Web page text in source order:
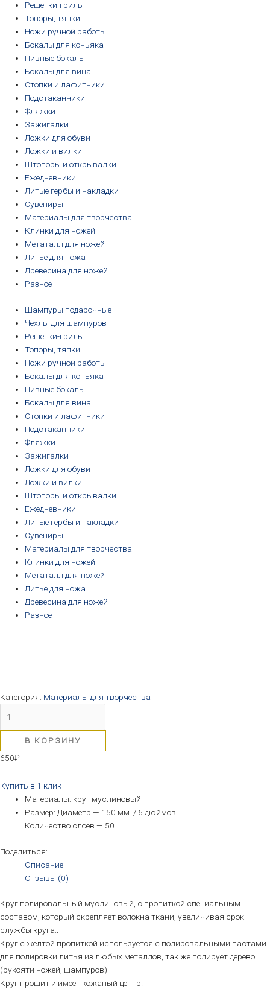
Решетки-гриль
Топоры, тяпки
Ножи ручной работы
Бокалы для коньяка
Пивные бокалы
Бокалы для вина
Стопки и лафитники
Подстаканники
Фляжки
Зажигалки
Ложки для обуви
Ложки и вилки
Штопоры и открывалки
Ежедневники
Литые гербы и накладки
Сувениры
Материалы для творчества
Клинки для ножей
Метаталл для ножей
Литье для ножа
Древесина для ножей
Разное
Шампуры подарочные
Чехлы для шампуров
Решетки-гриль
Топоры, тяпки
Ножи ручной работы
Бокалы для коньяка
Пивные бокалы
Бокалы для вина
Стопки и лафитники
Подстаканники
Фляжки
Зажигалки
Ложки для обуви
Ложки и вилки
Штопоры и открывалки
Ежедневники
Литые гербы и накладки
Сувениры
Материалы для творчества
Клинки для ножей
Метаталл для ножей
Литье для ножа
Древесина для ножей
Разное
Категория: Материалы для творчества
В КОРЗИНУ
650₽
Купить в 1 клик
Материалы: круг муслиновый
Размер: Диаметр — 150 мм. / 6 дюймов.
Количество слоев — 50.
Поделиться:
Описание
Отзывы (0)
Круг полировальный муслиновый, с пропиткой специальным
составом, который скрепляет волокна ткани, увеличивая срок
службы круга.;
Круг с желтой пропиткой используется с полировальными пастами
для полировки литья из любых металлов, так же полирует дерево
(рукояти ножей, шампуров)
Круг прошит и имеет кожаный центр.